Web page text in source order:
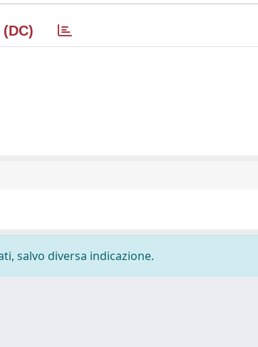
salvo diversa indicazione.